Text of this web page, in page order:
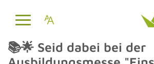
📚🌟 Seid dabei bei der